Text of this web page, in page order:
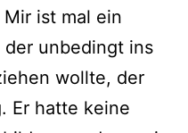
ist mal ein
unbedingt ins
wollte, der
Er hatte keine